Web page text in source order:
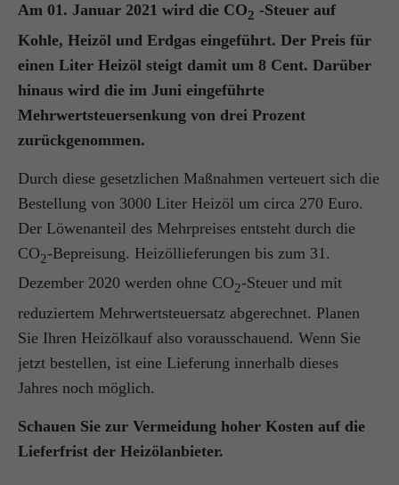
Am 01. Januar 2021 wird die CO2 -Steuer auf
Kohle, Heizöl und Erdgas eingeführt. Der Preis für
einen Liter Heizöl steigt damit um 8 Cent. Darüber
hinaus wird die im Juni eingeführte
Mehrwertsteuersenkung von drei Prozent
zurückgenommen.
Durch diese gesetzlichen Maßnahmen verteuert sich die
Bestellung von 3000 Liter Heizöl um circa 270 Euro.
Der Löwenanteil des Mehrpreises entsteht durch die
CO2-Bepreisung. Heizöllieferungen bis zum 31.
Dezember 2020 werden ohne CO2-Steuer und mit
reduziertem Mehrwertsteuersatz abgerechnet. Planen
Sie Ihren Heizölkauf also vorausschauend. Wenn Sie
jetzt bestellen, ist eine Lieferung innerhalb dieses
Jahres noch möglich.
Schauen Sie zur Vermeidung hoher Kosten auf die
Lieferfrist der Heizölanbieter.